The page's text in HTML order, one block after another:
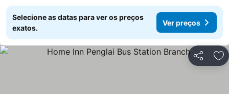
Selecione as datas para ver os preços
exatos.
Ver preços
Partilhar